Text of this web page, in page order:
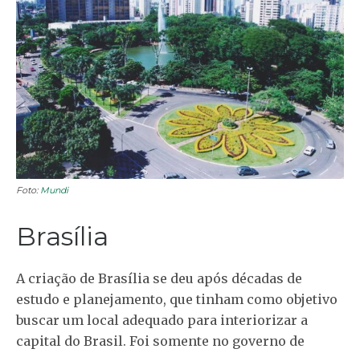
Foto: Mundi
Brasília
A criação de Brasília se deu após décadas de
estudo e planejamento, que tinham como objetivo
buscar um local adequado para interiorizar a
capital do Brasil. Foi somente no governo de